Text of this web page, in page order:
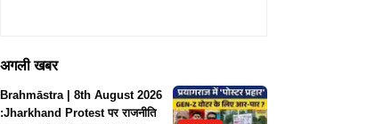
अगली खबर
Brahmāstra | 8th August 2026
:Jharkhand Protest पर राजनीति